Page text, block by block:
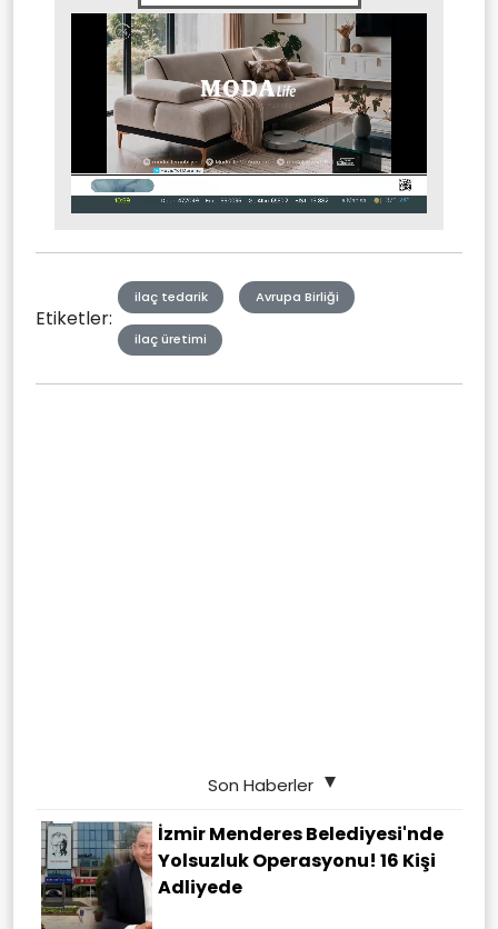
Mute Stream
Etiketler:
ilaç tedarik Avrupa Birliği
ilaç üretimi
Son Haberler
İzmir Menderes Belediyesi'nde
Yolsuzluk Operasyonu! 16 Kişi
Adliyede